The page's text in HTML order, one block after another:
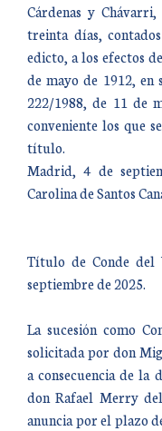
Cárdenas y
treinta días,
edicto, a los efectos
de mayo de 1912, en
222/1988, de 11 de
conveniente los que
título.
Madrid, 4 de
Carolina de Santos
Título de Conde del
septiembre de 2025.
La sucesión como
solicitada por don
a consecuencia de la
don Rafael Merry
anuncia por el plazo